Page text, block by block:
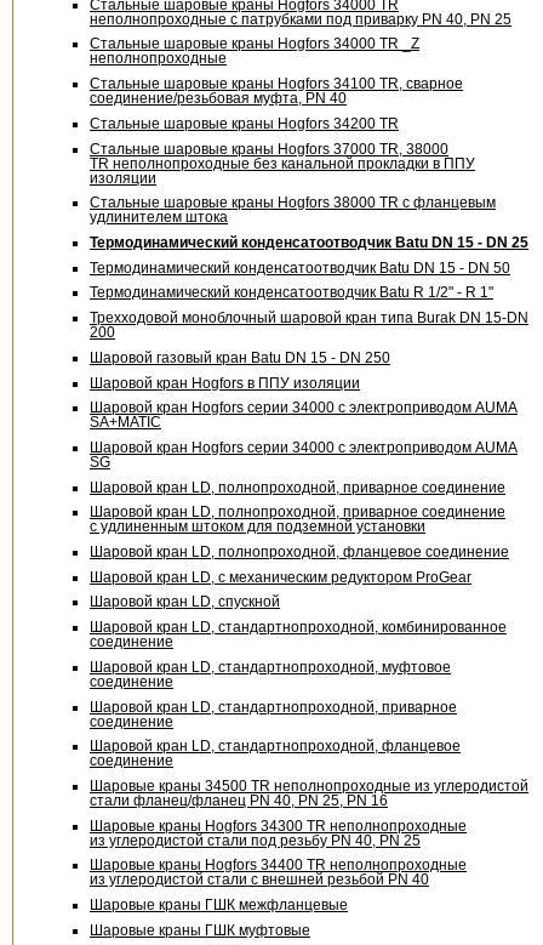
Стальные шаровые краны Hogfors 34000 TR
неполнопроходные с патрубками под приварку PN 40, PN 25
Стальные шаровые краны Hogfors 34000 TR _Z
неполнопроходные
Стальные шаровые краны Hogfors 34100 TR, сварное
соединение/резьбовая муфта, PN 40
Стальные шаровые краны Hogfors 34200 TR
Стальные шаровые краны Hogfors 37000 TR, 38000
TR неполнопроходные без канальной прокладки в ППУ
изоляции
Стальные шаровые краны Hogfors 38000 TR с фланцевым
удлинителем штока
Термодинамический конденсатоотводчик Batu DN 15 - DN 25
Термодинамический конденсатоотводчик Batu DN 15 - DN 50
Термодинамический конденсатоотводчик Batu R 1/2" - R 1"
Трехходовой моноблочный шаровой кран типа Burak DN 15-DN
200
Шаровой газовый кран Batu DN 15 - DN 250
Шаровой кран Hogfors в ППУ изоляции
Шаровой кран Hogfors серии 34000 с электроприводом AUMA
SA+MATIC
Шаровой кран Hogfors серии 34000 с электроприводом AUMA
SG
Шаровой кран LD, полнопроходной, приварное соединение
Шаровой кран LD, полнопроходной, приварное соединение
с удлиненным штоком для подземной установки
Шаровой кран LD, полнопроходной, фланцевое соединение
Шаровой кран LD, с механическим редуктором ProGear
Шаровой кран LD, спускной
Шаровой кран LD, стандартнопроходной, комбинированное
соединение
Шаровой кран LD, стандартнопроходной, муфтовое
соединение
Шаровой кран LD, стандартнопроходной, приварное
соединение
Шаровой кран LD, стандартнопроходной, фланцевое
соединение
Шаровые краны 34500 TR неполнопроходные из углеродистой
стали фланец/фланец PN 40, PN 25, PN 16
Шаровые краны Hogfors 34300 TR неполнопроходные
из углеродистой стали под резьбу PN 40, PN 25
Шаровые краны Hogfors 34400 TR неполнопроходные
из углеродистой стали с внешней резьбой PN 40
Шаровые краны ГШК межфланцевые
Шаровые краны ГШК муфтовые